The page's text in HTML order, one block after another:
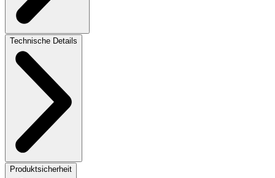
Technische Details
Produktsicherheit